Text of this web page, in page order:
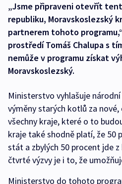
„Jsme připraveni otevřít
republiku, Moravskoslezský
partnerem tohoto
prostředí Tomáš Chalupa s
nemůže v programu získat
Moravskoslezský.
Ministerstvo vyhlašuje
výměny starých kotlů za
všechny kraje, které o to
kraje také shodně platí, že 50
stát a zbylých 50 procent jde
čtvrté výzvy je i to, že
Ministerstvo do tohoto